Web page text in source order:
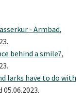
- Armbad,
behind a smile?,
larks have to do with
05.06.2023.